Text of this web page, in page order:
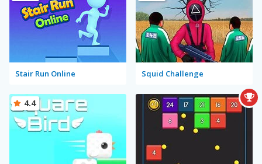
Stair Run Online Squid Challenge
4.4